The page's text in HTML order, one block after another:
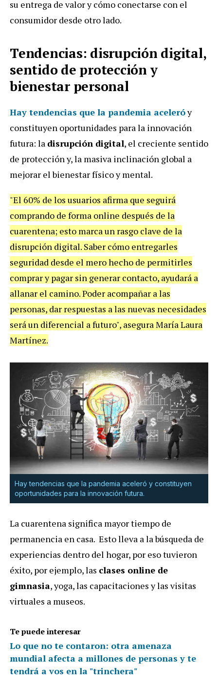
su entrega de valor y cómo conectarse con el
consumidor desde otro lado.
Tendencias: disrupción digital,
sentido de protección y
bienestar personal
Hay tendencias que la pandemia aceleróy
constituyen oportunidades para la innovación
futura: la disrupción digital, el creciente sentido
de protección y, la masiva inclinación global a
mejorar el bienestar físico y mental.
"El 60% de los usuarios afirma que seguirá
comprando de forma online después de la
cuarentena; esto marca un rasgo clave de la
disrupción digital. Saber cómo entregarles
seguridad desde el mero hecho de permitirles
comprar y pagar sin generar contacto, ayudará a
allanar el camino. Poder acompañar a las
personas, dar respuestas a las nuevas necesidades
será un diferencial a futuro", asegura María Laura
Martínez.
Hay tendencias que la pandemia aceleró y constituyen
oportunidades para la innovación futura.
La cuarentena significa mayor tiempo de
permanencia en casa. Esto lleva a la búsqueda de
experiencias dentro del hogar, por eso tuvieron
éxito, por ejemplo, las clases online de
gimnasia, yoga, las capacitaciones y las visitas
virtuales a museos.
Te puede interesar
Lo que no te contaron: otra amenaza
mundial afecta a millones de personas y te
tendrá a vos en la "trinchera"